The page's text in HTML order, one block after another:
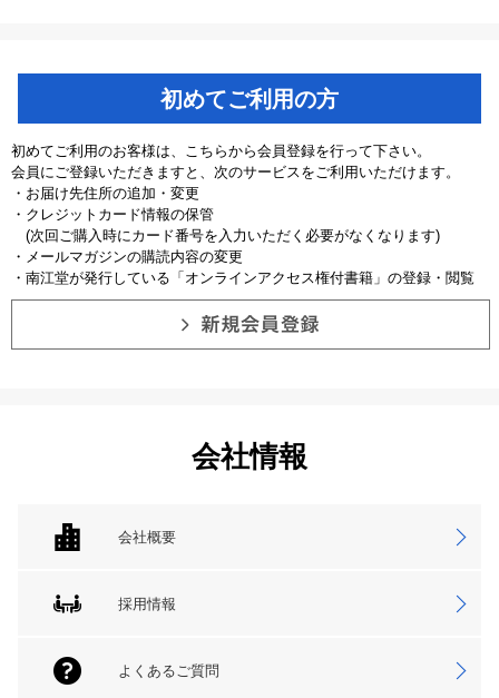
初めてご利用の方
初めてご利用のお客様は、こちらから会員登録を行って下さい。
会員にご登録いただきますと、次のサービスをご利用いただけます。
・お届け先住所の追加・変更
・クレジットカード情報の保管
(次回ご購入時にカード番号を入力いただく必要がなくなります)
・メールマガジンの購読内容の変更
・南江堂が発行している「オンラインアクセス権付書籍」の登録・閲覧
会社情報
会社概要
採用情報
よくあるご質問